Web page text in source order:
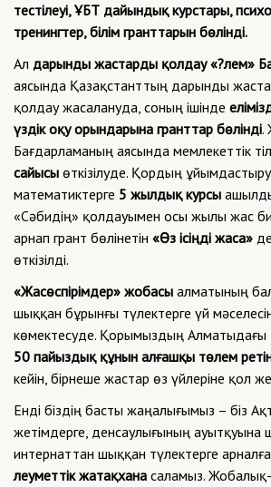
тестілеуі, ҰБТ дайындық курстары,
тренингтер, білім гранттарын бөлінді.
Ал дарынды жастарды қолдау «?лем»
аясында Қазақстанттың дарынды
қолдау жасалануда, соның ішінде
үздік оқу орындарына гранттар бөлінді.
Бағдарламаның аясында мемлекеттік
сайысы өткізілуде. Қордың
математиктерге 5 жылдық курсы
«Сәбидің» қолдауымен осы жылы жас
арнап грант бөлінетін «Өз ісіңді жаса»
өткізілді.
«Жасөспірімдер» жобасы алматының
шыққан бұрынғы түлектерге үй
көмектесуде. Қорымыздың Алматыдағы
50 пайыздық құнын алғашқы төлем
кейін, бірнеше жастар өз үйлеріне қол
Енді біздің басты жаңалығымыз – біз
жетімдерге, денсаулығының ауытқуына
интернаттан шыққан түлектерге
леуметтік жатақхана саламыз.